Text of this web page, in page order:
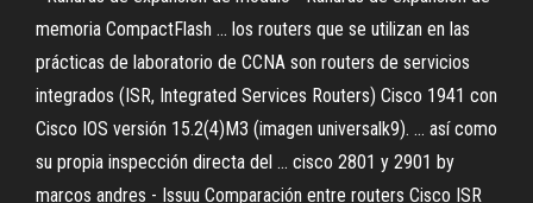
memoria CompactFlash ... los routers que se utilizan en las
prácticas de laboratorio de CCNA son routers de servicios
integrados (ISR, Integrated Services Routers) Cisco 1941 con
Cisco IOS versión 15.2(4)M3 (imagen universalk9). ... así como
su propia inspección directa del ... cisco 2801 y 2901 by
marcos andres - Issuu Comparación entre routers Cisco ISR